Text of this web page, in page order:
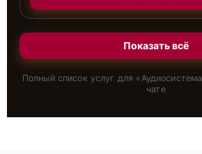
Показать всё
Полный список услуг для «Аудиосистема
чате